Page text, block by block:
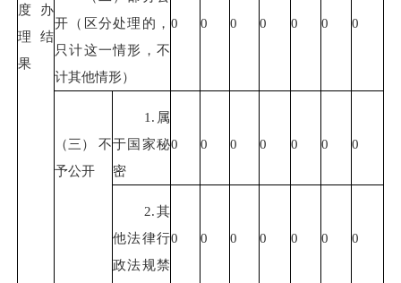
度办
理结
果
开（区分处理的，
只计这一情形，不
计其他情形）
0 0 0 0 0 0 0
（三） 不
予公开
1.属
于国家秘
密
0 0 0 0 0 0 0
2.其
他法律行
政法规禁
0 0 0 0 0 0 0